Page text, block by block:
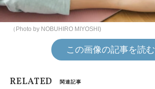
（Photo by NOBUHIRO MIYOSHI)
この画像の記事を読む
RELATED 関連記事